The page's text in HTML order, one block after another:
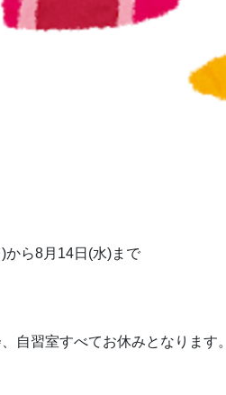
から8月14日(水)まで
自習室すべてお休みとなります。